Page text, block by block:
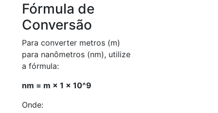
Fórmula de
Conversão
Para converter metros (m)
para nanômetros (nm), utilize
a fórmula:
nm = m × 1 × 10^9
Onde: